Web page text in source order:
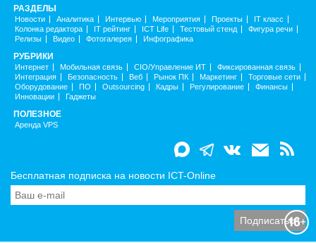
РАЗДЕЛЫ
Новости Аналитика Интервью Мероприятия Проекты
IT класс
Колонка редактора
IT рейтинг ICT Life Тестовый стенд
Фигура речи
Релизы
Видео Фотогалерея Инфографика
РУБРИКИ
Интернет Мобильная связь CIO/Управление ИТ
Фиксированная связь
Интеграция
Безопасность Веб Рынок ПК Маркетинг
Торговые сети
Оборудование
ПО Outsourcing Кадры Регулирование
Финансы
Инновации
Гаджеты
ПОЛЕЗНОЕ
Аренда VPS
Бесплатная подписка на новости ICT-Online